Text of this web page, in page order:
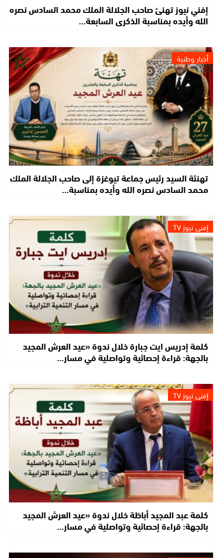
إفني نيوز تهنئ صاحب الجلالة الملك محمد السادس نصره
الله وأيده بمناسبة الذكرى السابعة…
أخبار وطنية
تهنئة السيد رئيس جماعة تيوغزة إلى صاحب الجلالة الملك
محمد السادس نصره الله وأيده بمناسبة…
إفني نيوز TV
كلمة إدريس ايت جبارة خلال ندوة «عيد العرش المجيد
بالجهة: قراءة إحصائية وتواصلية في مسار…
إفني نيوز TV
كلمة عبد المجيد أباظة خلال ندوة «عيد العرش المجيد
بالجهة: قراءة إحصائية وتواصلية في مسار…